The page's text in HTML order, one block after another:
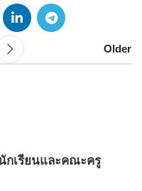
Older
กเรียนและคณะครู